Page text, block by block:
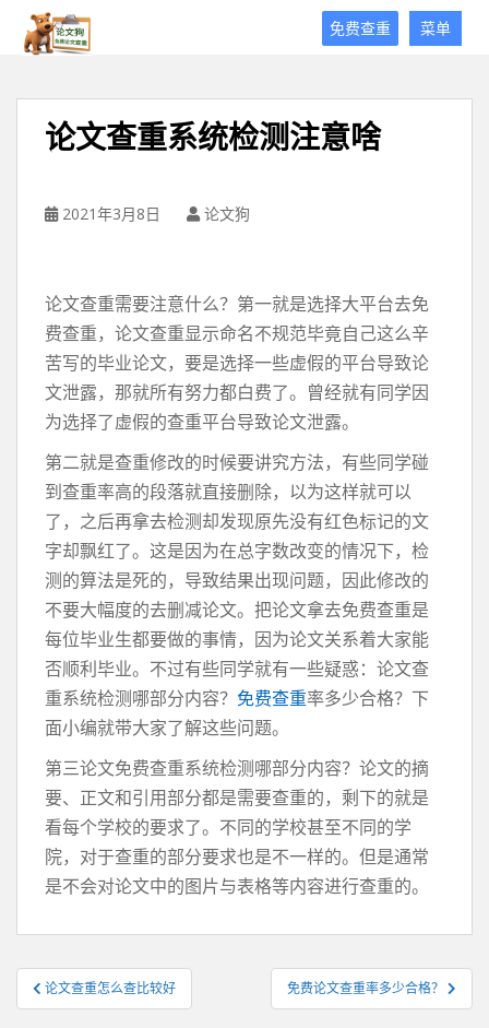
菜单
免费查重
论文查重系统检测注意啥
2021年3月8日 论文狗
论文查重需要注意什么？第一就是选择大平台去免
费查重，论文查重显示命名不规范毕竟自己这么辛
苦写的毕业论文，要是选择一些虚假的平台导致论
文泄露，那就所有努力都白费了。曾经就有同学因
为选择了虚假的查重平台导致论文泄露。
第二就是查重修改的时候要讲究方法，有些同学碰
到查重率高的段落就直接删除，以为这样就可以
了，之后再拿去检测却发现原先没有红色标记的文
字却飘红了。这是因为在总字数改变的情况下，检
测的算法是死的，导致结果出现问题，因此修改的
不要大幅度的去删减论文。把论文拿去免费查重是
每位毕业生都要做的事情，因为论文关系着大家能
否顺利毕业。不过有些同学就有一些疑惑：论文查
重系统检测哪部分内容？ 免费查重率多少合格？下
面小编就带大家了解这些问题。
第三论文免费查重系统检测哪部分内容？论文的摘
要、正文和引用部分都是需要查重的，剩下的就是
看每个学校的要求了。不同的学校甚至不同的学
院，对于查重的部分要求也是不一样的。但是通常
是不会对论文中的图片与表格等内容进行查重的。
文
章
论文查重怎么查比较好 免费论文查重率多少合格？